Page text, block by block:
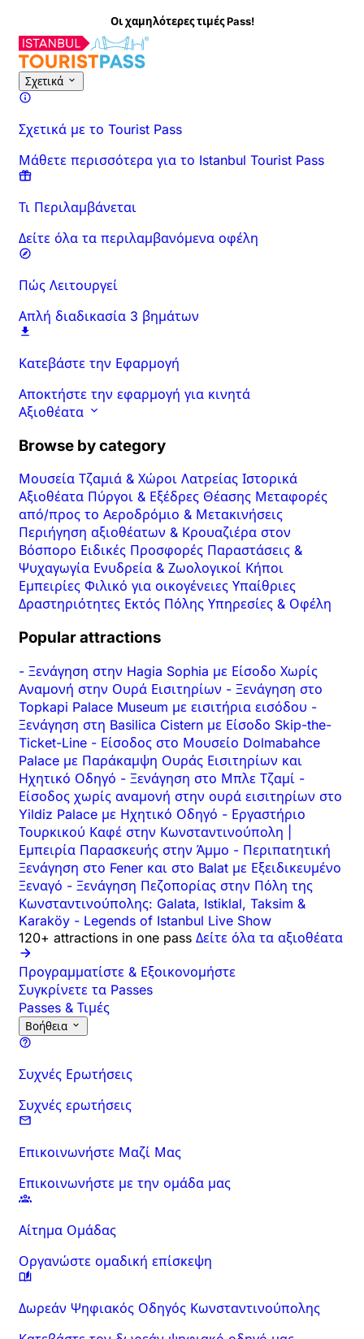
χαμηλότερες τιμές Pass!
Σχετικά
Σχετικά με το Tourist Pass
Μάθετε περισσότερα για το Istanbul Tourist Pass
Τι Περιλαμβάνεται
Δείτε όλα τα περιλαμβανόμενα οφέλη
Πώς Λειτουργεί
Απλή διαδικασία 3 βημάτων
Κατεβάστε την Εφαρμογή
Αποκτήστε την εφαρμογή για κινητά
Αξιοθέατα
Browse by category
Μουσεία Τζαμιά & Χώροι Λατρείας Ιστορικά
Αξιοθέατα Πύργοι & Εξέδρες Θέασης Μεταφορές
από/προς το Αεροδρόμιο & Μετακινήσεις
Περιήγηση αξιοθέατων & Κρουαζιέρα στον
Βόσπορο Ειδικές Προσφορές Παραστάσεις &
Ψυχαγωγία Ενυδρεία & Ζωολογικοί Κήποι
Εμπειρίες Φιλικό για οικογένειες Υπαίθριες
Δραστηριότητες Εκτός Πόλης Υπηρεσίες & Οφέλη
Popular attractions
- Ξενάγηση στην Hagia Sophia με Είσοδο Χωρίς
Αναμονή στην Ουρά Εισιτηρίων - Ξενάγηση στο
Topkapi Palace Museum με εισιτήρια εισόδου -
Ξενάγηση στη Basilica Cistern με Είσοδο Skip-the-
Ticket-Line - Είσοδος στο Μουσείο Dolmabahce
Palace με Παράκαμψη Ουράς Εισιτηρίων και
Ηχητικό Οδηγό - Ξενάγηση στο Μπλε Τζαμί -
Είσοδος χωρίς αναμονή στην ουρά εισιτηρίων στο
Yildiz Palace με Ηχητικό Οδηγό - Εργαστήριο
Τουρκικού Καφέ στην Κωνσταντινούπολη |
Εμπειρία Παρασκευής στην Άμμο - Περιπατητική
Ξενάγηση στο Fener και στο Balat με Εξειδικευμένο
Ξεναγό - Ξενάγηση Πεζοπορίας στην Πόλη της
Κωνσταντινούπολης: Galata, Istiklal, Taksim &
Karaköy - Legends of Istanbul Live Show
120+ attractions in one pass Δείτε όλα τα αξιοθέατα
Προγραμματίστε & Εξοικονομήστε
Συγκρίνετε τα Passes
Passes & Τιμές
Βοήθεια
Συχνές Ερωτήσεις
Συχνές ερωτήσεις
Επικοινωνήστε Μαζί Μας
Επικοινωνήστε με την ομάδα μας
Αίτημα Ομάδας
Οργανώστε ομαδική επίσκεψη
Δωρεάν Ψηφιακός Οδηγός Κωνσταντινούπολης
Σχετικά με τη Δραστηριότητα Επισκόπηση